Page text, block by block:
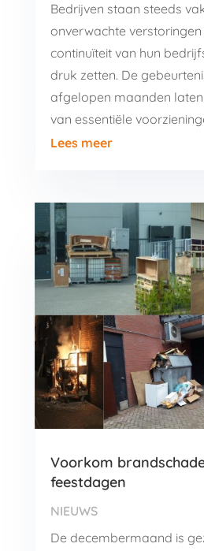
Bedrijven staan steeds
onverwachte
continuïteit van hun
druk zetten. De
afgelopen maanden
van essentiële
Lees meer
Voorkom
feestdagen
NIEUWS
De decembermaand is